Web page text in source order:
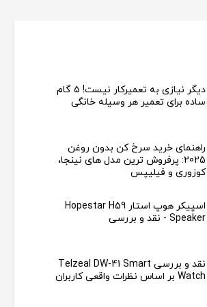
دیگر نیازی به تعمیرکار نیست! ۵ گام
ساده برای تعمیر هر وسیله خانگی
راهنمای خرید سرخ کن بدون روغن
2025: پرفروش ترین مدل های نینجا،
کوزوری و فیلیپس
اسپیکر هوپ استار Hopestar H59
Speaker - نقد و بررسی
نقد و بررسی Telzeal DW-41 Smart
Watch بر اساس نظرات واقعی کاربران